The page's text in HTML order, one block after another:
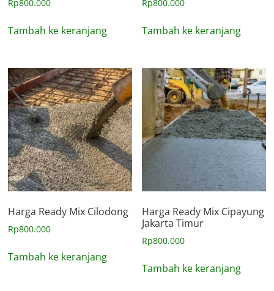
Rp800.000
Tambah ke keranjang
Rp800.000
Tambah ke keranjang
Harga Ready Mix Cilodong
Rp800.000
Tambah ke keranjang
Harga Ready Mix Cipayung
Jakarta Timur
Rp800.000
Tambah ke keranjang